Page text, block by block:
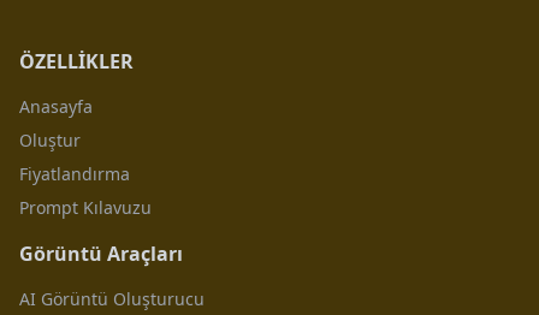
ÖZELLİKLER
Anasayfa
Oluştur
Fiyatlandırma
Prompt Kılavuzu
Görüntü Araçları
AI Görüntü Oluşturucu